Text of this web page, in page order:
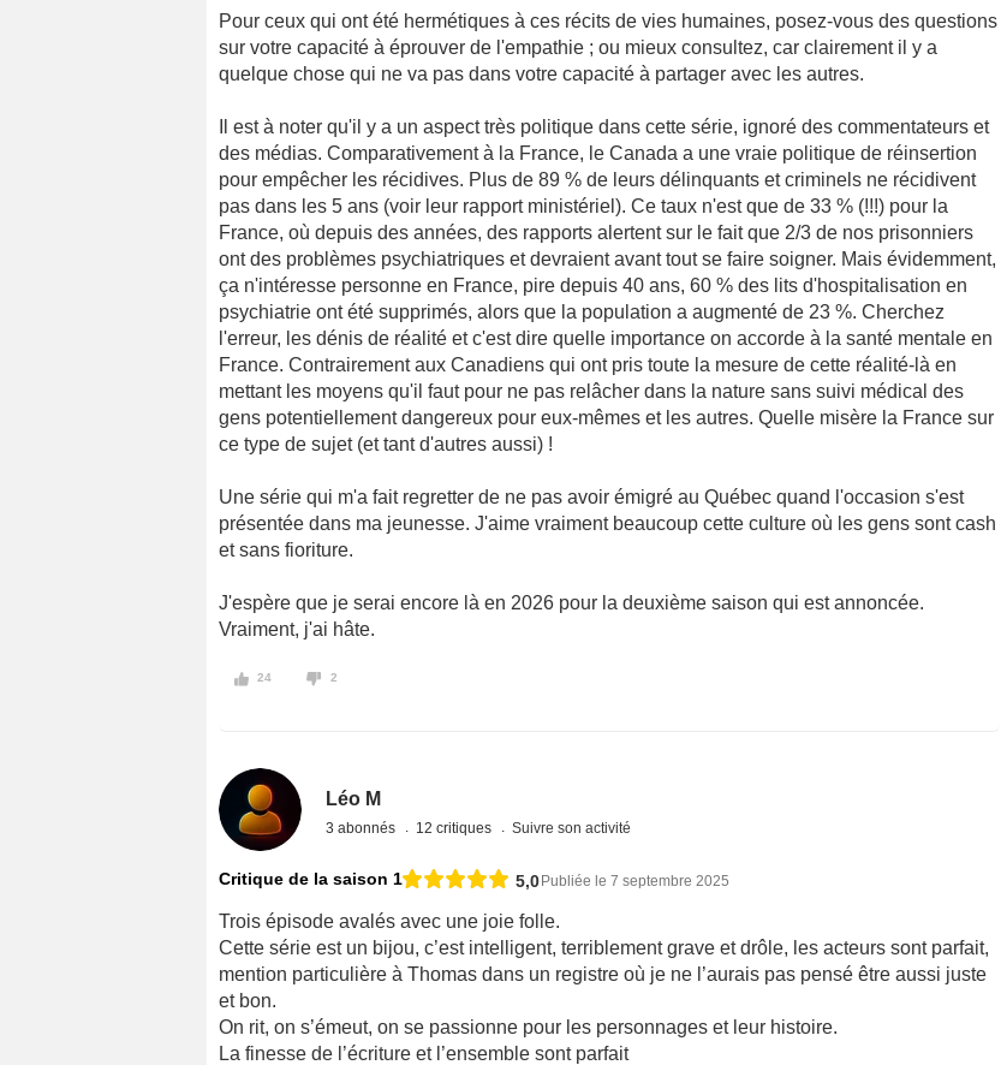
Pour ceux qui ont été hermétiques à ces récits de vies humaines, posez-vous des questions
sur votre capacité à éprouver de l'empathie ; ou mieux consultez, car clairement il y a
quelque chose qui ne va pas dans votre capacité à partager avec les autres.
Il est à noter qu'il y a un aspect très politique dans cette série, ignoré des commentateurs et
des médias. Comparativement à la France, le Canada a une vraie politique de réinsertion
pour empêcher les récidives. Plus de 89 % de leurs délinquants et criminels ne récidivent
pas dans les 5 ans (voir leur rapport ministériel). Ce taux n'est que de 33 % (!!!) pour la
France, où depuis des années, des rapports alertent sur le fait que 2/3 de nos prisonniers
ont des problèmes psychiatriques et devraient avant tout se faire soigner. Mais évidemment,
ça n'intéresse personne en France, pire depuis 40 ans, 60 % des lits d'hospitalisation en
psychiatrie ont été supprimés, alors que la population a augmenté de 23 %. Cherchez
l'erreur, les dénis de réalité et c'est dire quelle importance on accorde à la santé mentale en
France. Contrairement aux Canadiens qui ont pris toute la mesure de cette réalité-là en
mettant les moyens qu'il faut pour ne pas relâcher dans la nature sans suivi médical des
gens potentiellement dangereux pour eux-mêmes et les autres. Quelle misère la France sur
ce type de sujet (et tant d'autres aussi) !
Une série qui m'a fait regretter de ne pas avoir émigré au Québec quand l'occasion s'est
présentée dans ma jeunesse. J'aime vraiment beaucoup cette culture où les gens sont cash
et sans fioriture.
J'espère que je serai encore là en 2026 pour la deuxième saison qui est annoncée.
Vraiment, j'ai hâte.
24 2
Léo M
3 abonnés 12 critiques Suivre son activité
Critique de la saison 1 5,0 Publiée le 7 septembre 2025
Trois épisode avalés avec une joie folle.
Cette série est un bijou, c’est intelligent, terriblement grave et drôle, les acteurs sont parfait,
mention particulière à Thomas dans un registre où je ne l’aurais pas pensé être aussi juste
et bon.
On rit, on s’émeut, on se passionne pour les personnages et leur histoire.
La finesse de l’écriture et l’ensemble sont parfait